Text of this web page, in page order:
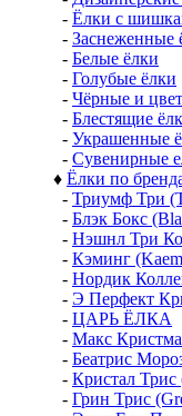
- Ёлки с
- Заснеженные
- Белые ёлки
- Голубые ёлки
- Чёрные и
- Блестящие
- Украшенные
- Сувенирные
♦ Ёлки по
- Триумф Три
- Блэк Бокс
- Нэшнл Три Ко
- Кэминг
- Нордик
- Э Перфект
- ЦАРЬ ЁЛКА
- Макс
- Беатрис
- Кристал Трис
- Грин Трис